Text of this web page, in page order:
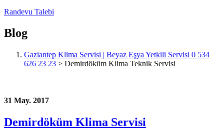
Randevu Talebi
Blog
Gaziantep Klima Servisi | Beyaz Eşya Yetkili Servisi 0 534
626 23 23 > Demirdöküm Klima Teknik Servisi
31 May. 2017
Demirdöküm Klima Servisi